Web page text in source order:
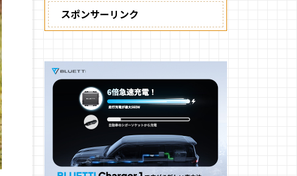
スポンサーリンク